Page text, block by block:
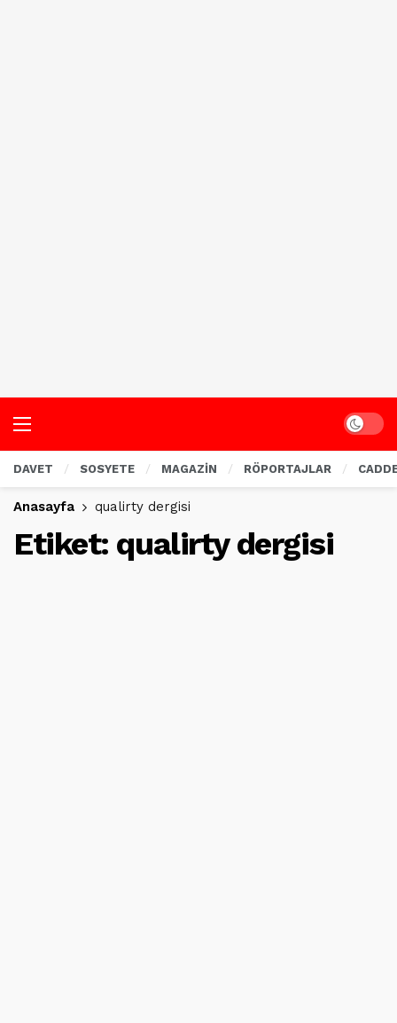
Dark
DAVET SOSYETE MAGAZİN RÖPORTAJLAR
Anasayfa qualirty dergisi
Etiket: qualirty dergisi